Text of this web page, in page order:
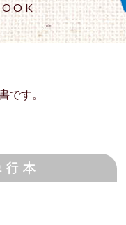
です。
行本